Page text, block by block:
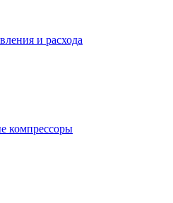
и расхода
компрессоры